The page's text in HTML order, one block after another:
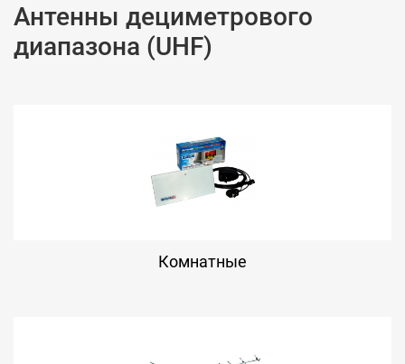
Антенны дециметрового
диапазона (UHF)
Комнатные